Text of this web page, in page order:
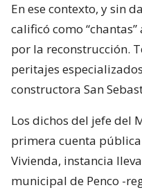
En ese contexto, y sin
calificó como
por la reconstrucción.
peritajes
constructora San
Los dichos del jefe del
primera cuenta
Vivienda, instancia
municipal de Penco -